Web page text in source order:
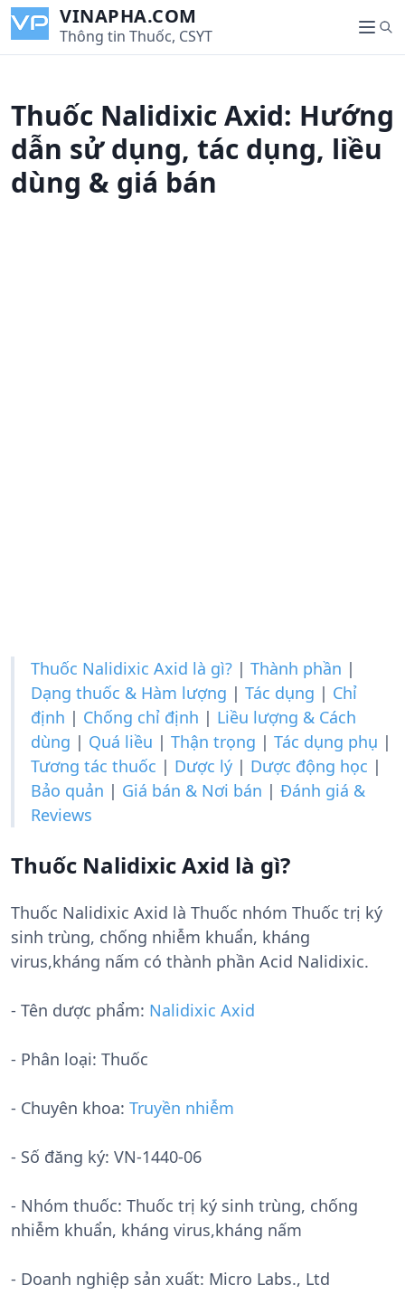
i
VINAPHA.COM
Thông tin Thuốc, CSYT
M
e
S
e
c
h
Thuốc Nalidixic Axid: Hướng
dẫn sử dụng, tác dụng, liều
dùng & giá bán
Thuốc Nalidixic Axid là gì? | Thành phần |
Dạng thuốc & Hàm lượng | Tác dụng | Chỉ
định | Chống chỉ định | Liều lượng & Cách
dùng | Quá liều | Thận trọng | Tác dụng phụ |
Tương tác thuốc | Dược lý | Dược động học |
Bảo quản | Giá bán & Nơi bán | Đánh giá &
Reviews
Thuốc Nalidixic Axid là gì?
Thuốc Nalidixic Axid là Thuốc nhóm Thuốc trị ký
sinh trùng, chống nhiễm khuẩn, kháng
virus,kháng nấm có thành phần Acid Nalidixic.
- Tên dược phẩm: Nalidixic Axid
- Phân loại: Thuốc
- Chuyên khoa: Truyền nhiễm
- Số đăng ký: VN-1440-06
- Nhóm thuốc: Thuốc trị ký sinh trùng, chống
nhiễm khuẩn, kháng virus,kháng nấm
- Doanh nghiệp sản xuất: Micro Labs., Ltd